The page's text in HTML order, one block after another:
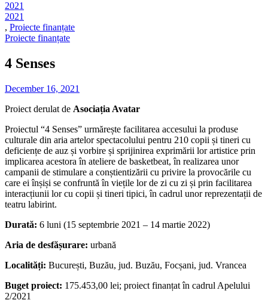
2021
2021
, Proiecte finanțate
Proiecte finanțate
4 Senses
December 16, 2021
Proiect derulat de Asociația Avatar
Proiectul “4 Senses” urmărește facilitarea accesului la produse
culturale din aria artelor spectacolului pentru 210 copii și tineri cu
deficiențe de auz și vorbire și sprijinirea exprimării lor artistice prin
implicarea acestora în ateliere de basketbeat, în realizarea unor
campanii de stimulare a conștientizării cu privire la provocările cu
care ei înșiși se confruntă în viețile lor de zi cu zi și prin facilitarea
interacțiunii lor cu copii și tineri tipici, în cadrul unor reprezentații de
teatru labirint.
Durată: 6 luni (15 septembrie 2021 – 14 martie 2022)
Aria de desfășurare: urbană
Localități: București, Buzău, jud. Buzău, Focșani, jud. Vrancea
Buget proiect: 175.453,00 lei; proiect finanțat în cadrul Apelului
2/2021